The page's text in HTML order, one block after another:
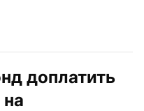
доплатить